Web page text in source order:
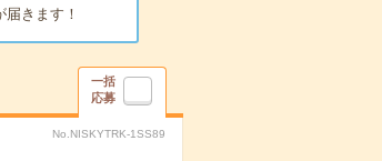
届きます！
一括
応募
No.NISKYTRK-1SS89